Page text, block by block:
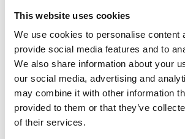
This website uses cookies
We use cookies to personalise content
provide social media features and to
We also share information about your
our social media, advertising and
may combine it with other information
provided to them or that they’ve
of their services.
montuosa abbraccia infatti più paesi